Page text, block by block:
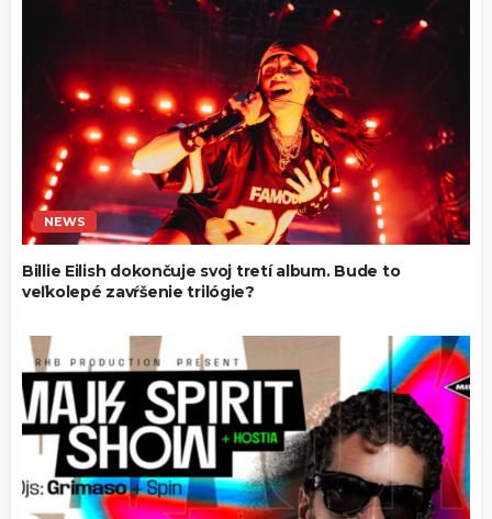
NEWS
Billie Eilish dokončuje svoj tretí album. Bude to
veľkolepé zavŕšenie trilógie?